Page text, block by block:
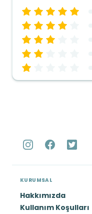
KURUMSAL
Hakkımızda
Kullanım Koşulları